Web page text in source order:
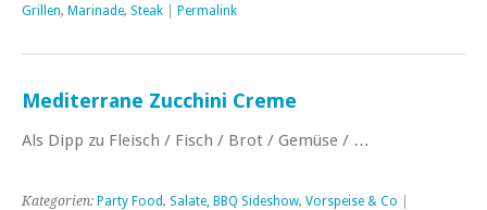
Grillen, Marinade, Steak Permalink
Mediterrane Zucchini Creme
Als Dipp zu Fleisch / Fisch / Brot / Gemüse / …
Kategorien: Party Food, Salate, BBQ Sideshow, Vorspeise & Co